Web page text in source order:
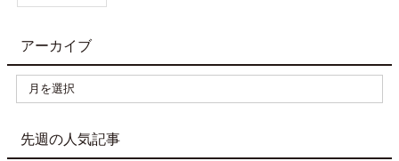
アーカイブ
先週の人気記事